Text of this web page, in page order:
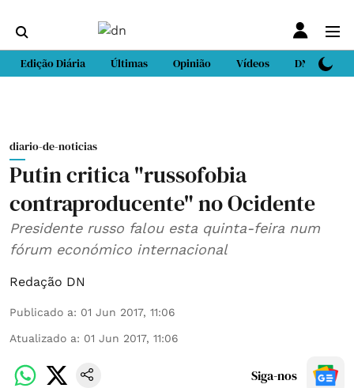
Edição Diária Últimas Opinião Vídeos DN Sport
diario-de-noticias
Putin critica "russofobia
contraproducente" no Ocidente
Presidente russo falou esta quinta-feira num
fórum económico internacional
Redação DN
Publicado a: 01 Jun 2017, 11:06
Atualizado a: 01 Jun 2017, 11:06
Siga-nos